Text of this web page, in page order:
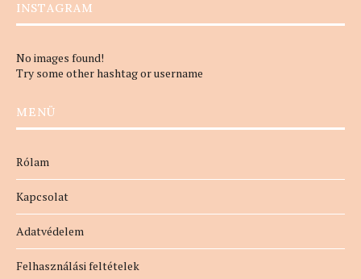
INSTAGRAM
No images found!
Try some other hashtag or username
MENÜ
Rólam
Kapcsolat
Adatvédelem
Felhasználási feltételek